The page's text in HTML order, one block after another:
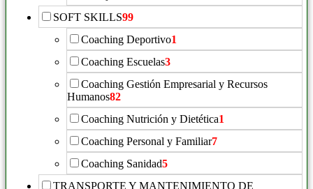
SOFT SKILLS99
Coaching Deportivo1
Coaching Escuelas3
Coaching Gestión Empresarial y Recursos
Humanos82
Coaching Nutrición y Dietética1
Coaching Personal y Familiar7
Coaching Sanidad5
TRANSPORTE Y MANTENIMIENTO DE